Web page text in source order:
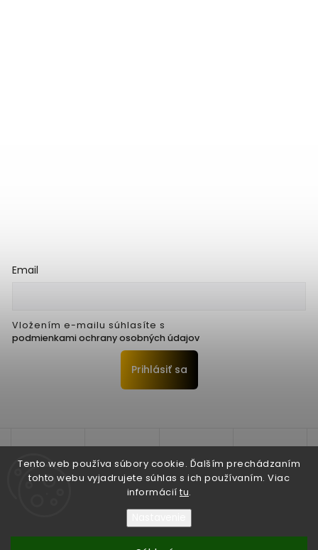
Tento web používa súbory cookie. Ďalším prechádzaním
tohto webu vyjadrujete súhlas s ich používaním. Viac
informácií tu.
Email
Vložením e-mailu súhlasíte s
podmienkami ochrany osobných údajov
Prihlásiť sa